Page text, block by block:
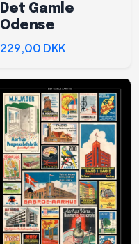
Det Gamle
Odense
229,00 DKK